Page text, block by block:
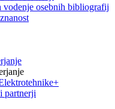
vodenje osebnih bibliografij
partnerji